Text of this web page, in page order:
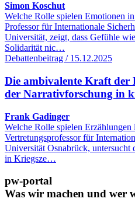
Simon Koschut
Welche Rolle spielen Emotionen
Professor für Internationale
Universität, zeigt, dass Gefühle
Solidarität nic…
Debattenbeitrag / 15.12.2025
Die ambivalente Kraft der
der Narrativforschung in
Frank Gadinger
Welche Rolle spielen
Vertretungsprofessor für
Universität Osnabrück,
in Kriegsze…
pw-portal
Was wir machen und wer